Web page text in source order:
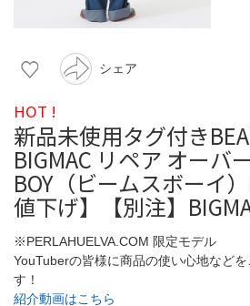
シェア
HOT !
新品未使用タグ付き
BIGMAC リペア オーバ
BOY（ビームスボーイ
値下げ】【別注】
※PERLAHUELVA.COM 限定モデル
YouTuberの皆様に商品の使い心地など
す！
紹介動画はこちら